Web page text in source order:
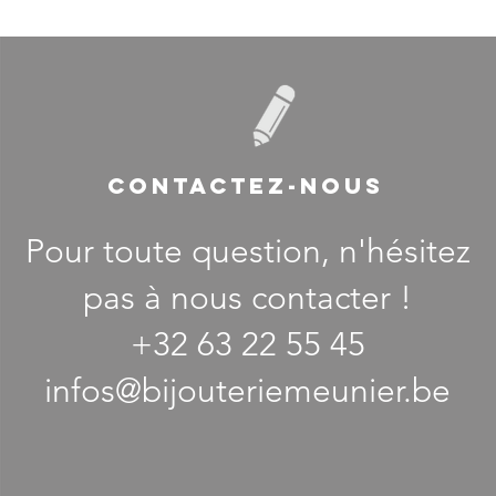
CONTACTEZ-NOUS
Pour toute question, n'hésitez
pas à nous contacter !
+32 63 22 55 45
infos@bijouteriemeunier.be